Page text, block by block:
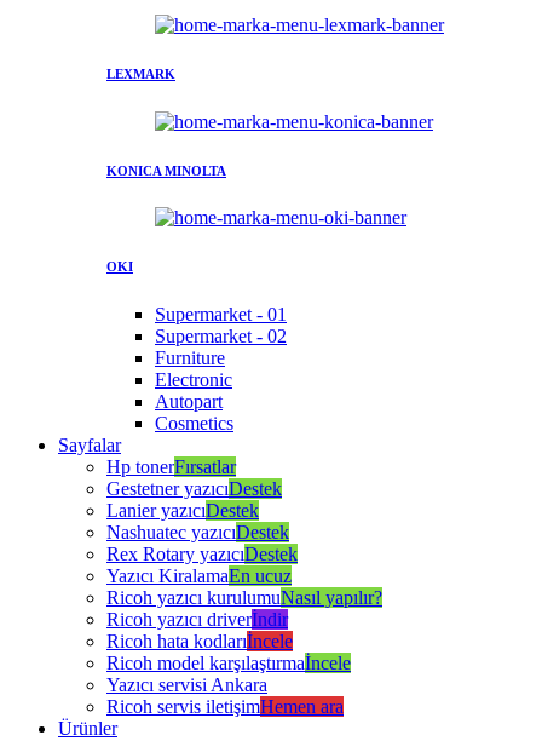
LEXMARK
KONICA MINOLTA
OKI
Supermarket - 01
Supermarket - 02
Furniture
Electronic
Autopart
Cosmetics
Sayfalar
Hp tonerFırsatlar
Gestetner yazıcıDestek
Lanier yazıcıDestek
Nashuatec yazıcıDestek
Rex Rotary yazıcıDestek
Yazıcı KiralamaEn ucuz
Ricoh yazıcı kurulumuNasıl yapılır?
Ricoh yazıcı driverİndir
Ricoh hata kodlarıİncele
Ricoh model karşılaştırmaİncele
Yazıcı servisi Ankara
Ricoh servis iletişimHemen ara
Ürünler